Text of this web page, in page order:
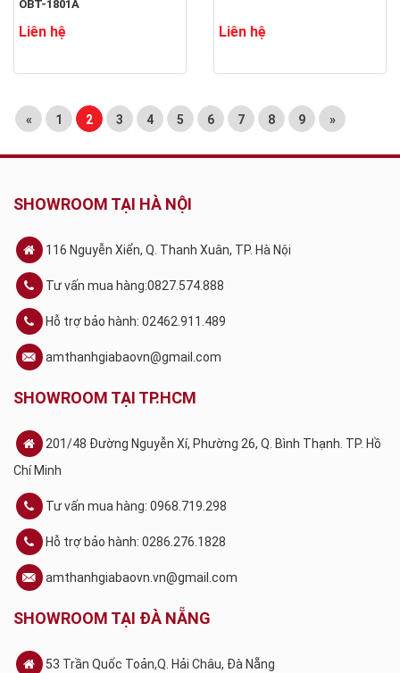
OBT-1801A
Liên hệ Liên hệ
« 1 2 3 4 5 6 7 8 9 »
SHOWROOM TẠI HÀ NỘI
116 Nguyễn Xiển, Q. Thanh Xuân, TP. Hà Nội
Tư vấn mua hàng:0827.574.888
Hỗ trợ bảo hành: 02462.911.489
amthanhgiabaovn@gmail.com
SHOWROOM TẠI TP.HCM
201/48 Đường Nguyễn Xí, Phường 26, Q. Bình Thạnh. TP. Hồ
Chí Minh
Tư vấn mua hàng: 0968.719.298
Hỗ trợ bảo hành: 0286.276.1828
amthanhgiabaovn.vn@gmail.com
SHOWROOM TẠI ĐÀ NẴNG
53 Trần Quốc Toản,Q. Hải Châu, Đà Nẵng